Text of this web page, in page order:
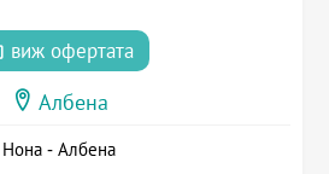
виж офертата
Албена
Нона - Албена